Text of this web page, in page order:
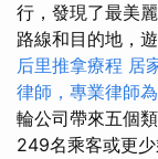
行，發現了最美
路線和目的地，
后里推拿療程 居
律師，專業律師
輪公司帶來五個
249名乘客或更少